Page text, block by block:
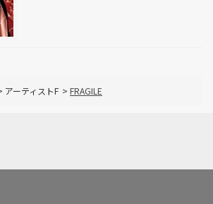
アーティストF > FRAGILE